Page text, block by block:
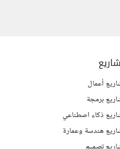
أعمال
برمجة
ذكاء اصطناعي
هندسة وعمارة